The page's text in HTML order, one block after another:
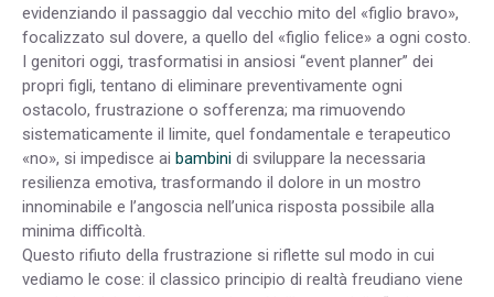
evidenziando il passaggio dal vecchio mito del «figlio bravo»,
focalizzato sul dovere, a quello del «figlio felice» a ogni costo.
I genitori oggi, trasformatisi in ansiosi “event planner” dei
propri figli, tentano di eliminare preventivamente ogni
ostacolo, frustrazione o sofferenza; ma rimuovendo
sistematicamente il limite, quel fondamentale e terapeutico
«no», si impedisce ai bambini di sviluppare la necessaria
resilienza emotiva, trasformando il dolore in un mostro
innominabile e l’angoscia nell’unica risposta possibile alla
minima difficoltà.
Questo rifiuto della frustrazione si riflette sul modo in cui
vediamo le cose: il classico principio di realtà freudiano viene